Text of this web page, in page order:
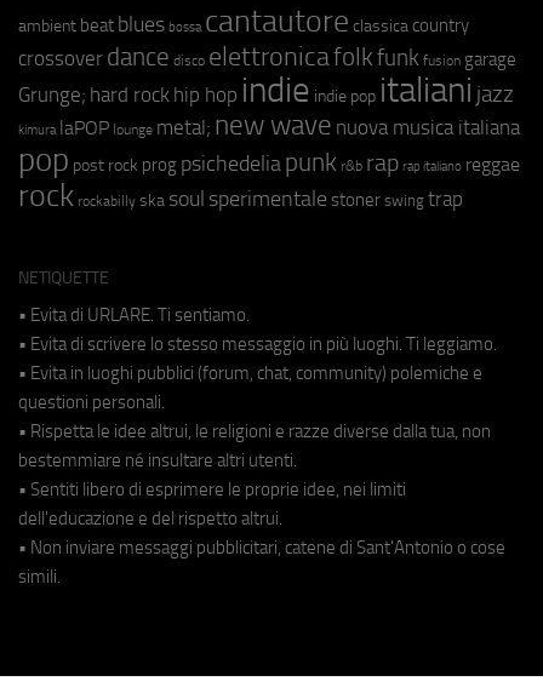
ambient beat blues bossa cantautore classica country
crossover dance disco elettronicafolkfunk fusion garage
Grunge; hard rock hip hop indie indie pop italiani jazz
kimura laPOP lounge metal; new wave nuova musica italiana
pop post rock prog psichedeliapunk r&b rap rap italiano reggae
rock rockabilly ska soul sperimentale stoner swing trap
NETIQUETTE
• Evita di URLARE. Ti sentiamo.
• Evita di scrivere lo stesso messaggio in più luoghi. Ti leggiamo.
• Evita in luoghi pubblici (forum, chat, community) polemiche e
questioni personali.
• Rispetta le idee altrui, le religioni e razze diverse dalla tua, non
bestemmiare né insultare altri utenti.
• Sentiti libero di esprimere le proprie idee, nei limiti
dell'educazione e del rispetto altrui.
• Non inviare messaggi pubblicitari, catene di Sant'Antonio o cose
simili.